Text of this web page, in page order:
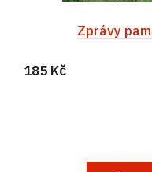
Zprávy
185 Kč